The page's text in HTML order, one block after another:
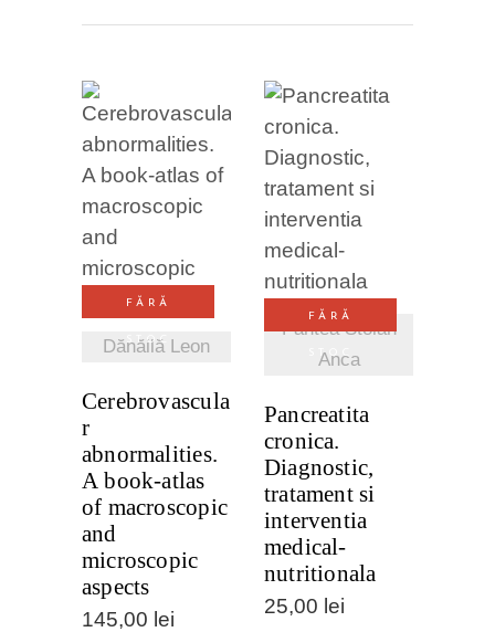
FĂRĂ
STOC
Dănăilă Leon
VEZI
Cerebrovascula
r
abnormalities.
A book-atlas
of macroscopic
and
microscopic
aspects
145,00 lei
FĂRĂ
STOC
Pantea Stoian
Anca
VEZI
DETALII
Pancreatita
cronica.
Diagnostic,
tratament si
interventia
medical-
nutritionala
25,00 lei